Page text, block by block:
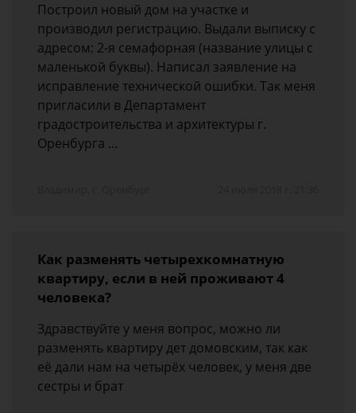
Построил новый дом на участке и
производил регистрацию. Выдали выписку с
адресом: 2-я семафорная (название улицы с
маленькой буквы). Написал заявление на
исправление технической ошибки. Так меня
пригласили в Департамент
градостроительства и архитектуры г.
Оренбурга …
Как разменять четырехкомнатную
квартиру, если в ней проживают 4
человека?
Здравствуйте у меня вопрос, можно ли
разменять квартиру дет домовским, так как
её дали нам на четырёх человек, у меня две
сестры и брат